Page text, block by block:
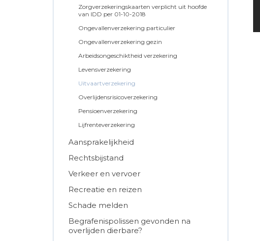
Zorgverzekeringskaarten verplicht uit hoofde
van IDD per 01-10-2018
Ongevallenverzekering particulier
Ongevallenverzekering gezin
Arbeidsongeschiktheid verzekering
Levensverzekering
Uitvaartverzekering
Overlijdensrisicoverzekering
Pensioenverzekering
Lijfrenteverzekering
Aansprakelijkheid
Rechtsbijstand
Verkeer en vervoer
Recreatie en reizen
Schade melden
Begrafenispolissen gevonden na
overlijden dierbare?